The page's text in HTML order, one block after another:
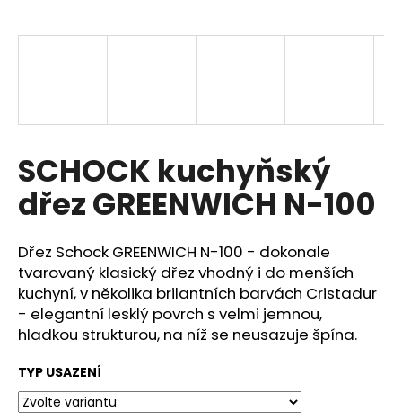
SCHOCK kuchyňský
dřez GREENWICH N-100
Dřez Schock GREENWICH N-100 - dokonale
tvarovaný klasický dřez vhodný i do menších
kuchyní, v několika brilantních barvách Cristadur
- elegantní lesklý povrch s velmi jemnou,
hladkou strukturou, na níž se neusazuje špína.
TYP USAZENÍ
j
?
HLEDAT
D
o
p
o
r
u
č